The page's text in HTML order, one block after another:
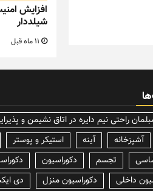
افزایش
شیلددار
آشپزخانه آینه استیکر و پوستر
تجسم دکوراسیون
داخلی
دکوراسیون منزل دی